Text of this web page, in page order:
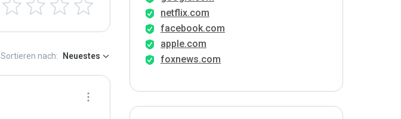
Sortieren nach: Neuestes
netflix.com
facebook.com
apple.com
foxnews.com